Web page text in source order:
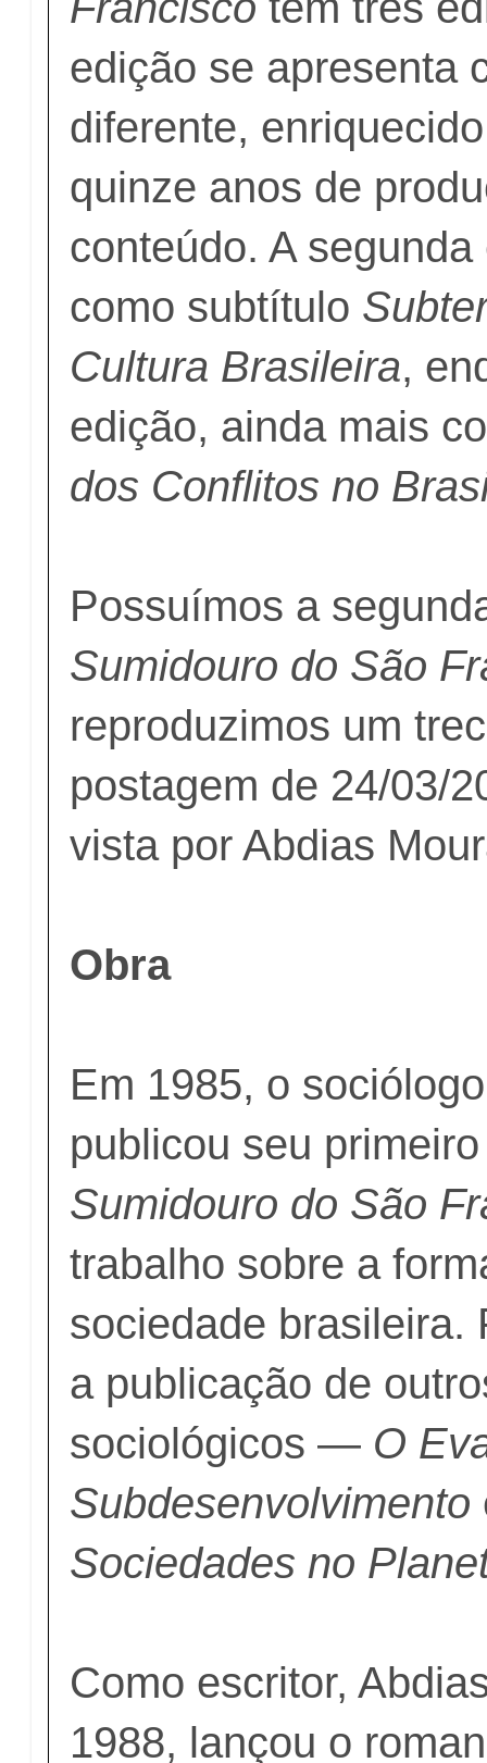
edição se apresenta
diferente,
quinze anos de
conteúdo. A
como subtítulo
Cultura Brasileira,
edição, ainda mais
dos Conflitos no
Possuímos a
Sumidouro do São
reproduzimos um
postagem de 24/03/
vista por Abdias
Obra
Em 1985, o
publicou seu
Sumidouro do São
trabalho sobre a
sociedade brasileira.
a publicação de
sociológicos — O
Subdesenvolvimento
Sociedades no
Como escritor,
1988, lançou o